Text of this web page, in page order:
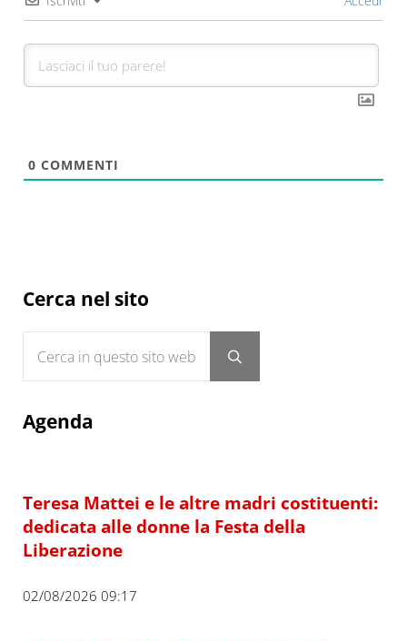
0 COMMENTI
Sidebar
Cerca nel sito
Submit search
Agenda
Teresa Mattei e le altre madri costituenti:
dedicata alle donne la Festa della
Liberazione
02/08/2026 09:17